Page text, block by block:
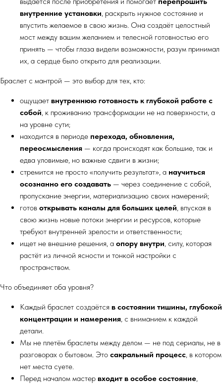
внутренние установки, раскрыть нужное состояние и
впустить желаемое в свою жизнь. Она создаёт целостный
мост между вашим желанием и телесной готовностью его
принять — чтобы глаза видели возможности, разум принимал
их, а сердце было открыто для реализации.
Браслет с мантрой — это выбор для тех, кто:
ощущает внутреннюю готовность к глубокой работе с
собой, к проживанию трансформации не на поверхности, а
на уровне сути;
находится в периоде перехода, обновления,
переосмысления — когда происходят как большие, так и
едва уловимые, но важные сдвиги в жизни;
стремится не просто «получить результат», а научиться
осознанно его создавать — через соединение с собой,
пропускание энергии, материализацию своих намерений;
готов открывать каналы для больших целей, впуская в
свою жизнь новые потоки энергии и ресурсов, которые
требуют внутренней зрелости и ответственности;
ищет не внешние решения, а опору внутри, силу, которая
растёт из личной ясности и тонкой настройки с
пространством.
Что объединяет оба уровня?
Каждый браслет создаётся в состоянии тишины, глубокой
концентрации и намерения, с вниманием к каждой
детали.
Мы не плетём браслеты между делом — не под сериалы, не в
разговорах о бытовом. Это сакральный процесс, в котором
нет места суете.
Перед началом мастер входит в особое состояние,